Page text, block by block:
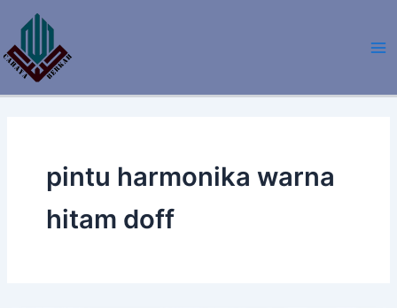
Lewati
konten
pintu harmonika warna
hitam doff